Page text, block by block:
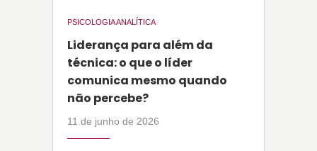
PSICOLOGIA ANALÍTICA
Liderança para além da
técnica: o que o líder
comunica mesmo quando
não percebe?
11 de junho de 2026